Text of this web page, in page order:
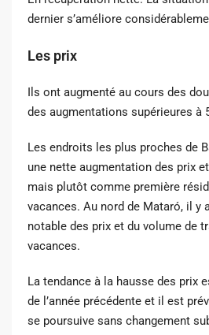
dernier s’améliore
Les prix
Ils ont augmenté au cours des
des augmentations supérieures à
Les endroits les plus proches de
une nette augmentation des prix
mais plutôt comme première
vacances. Au nord de Mataró, il y
notable des prix et du volume de
vacances.
La tendance à la hausse des prix
de l’année précédente et il est
se poursuive sans changement